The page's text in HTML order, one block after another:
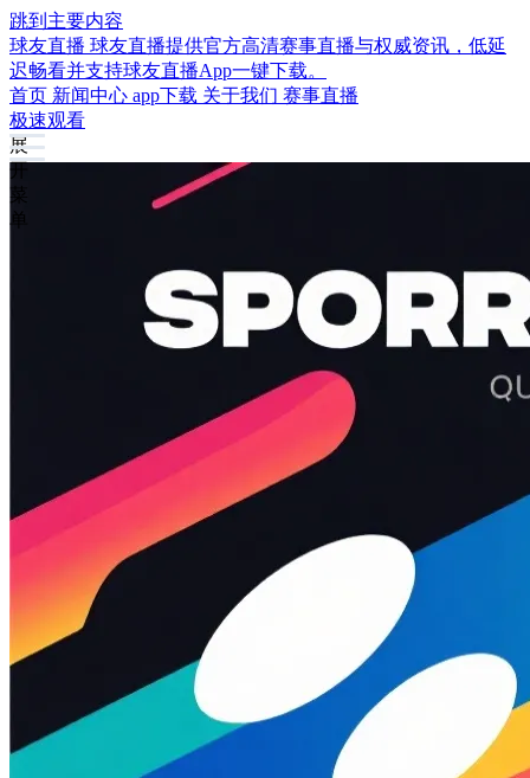
跳到主要内容
球友直播 球友直播提供官方高清赛事直播与权威资讯，低延
迟畅看并支持球友直播App一键下载。
首页 新闻中心 app下载 关于我们 赛事直播
极速观看
展
开
菜
单